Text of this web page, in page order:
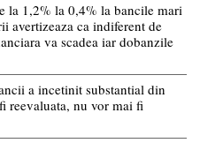
la 1,2% la 0,4% la bancile mari
avertizeaza ca indiferent de
va scadea iar dobanzile
a incetinit substantial din
reevaluata, nu vor mai fi